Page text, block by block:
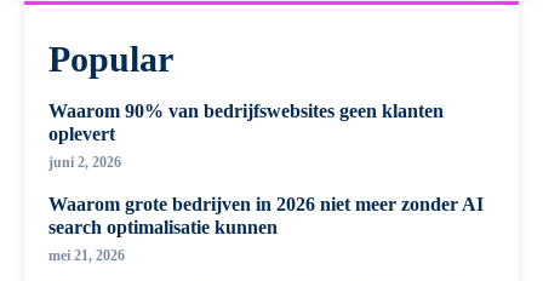
Popular
Waarom 90% van bedrijfswebsites geen klanten
oplevert
juni 2, 2026
Waarom grote bedrijven in 2026 niet meer zonder AI
search optimalisatie kunnen
mei 21, 2026